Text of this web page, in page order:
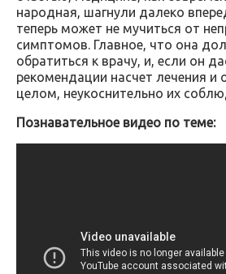
народная, шагнули далеко
теперь может не мучиться от
симптомов. Главное, что она
обратиться к врачу, и, если он
рекомендации насчет лечения и
целом, неукоснительно их
Познавательное видео по теме: